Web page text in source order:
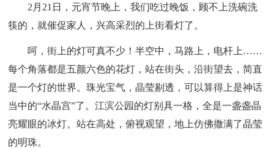
2月21日，元宵节晚上，我们吃过晚饭，顾不上洗碗洗
筷的，就催促家人，兴高采烈的上街看灯了。
呵，街上的灯可真不少！半空中，马路上，电杆上……
每个角落都是五颜六色的花灯，站在街头，沿街望去，简直
是一个灯的世界。珠光宝气，晶莹剔透，可以算得上是神话
当中的“水晶宫”了。江滨公园的灯别具一格，全是一盏盏晶
亮耀眼的冰灯。站在高处，俯视观望，地上仿佛撒满了晶莹
的明珠。